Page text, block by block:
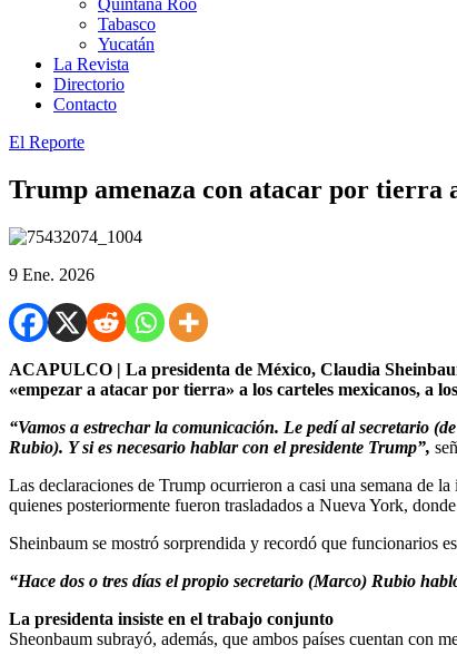
Quintana Roo
Tabasco
Yucatán
La Revista
Directorio
Contacto
El Reporte
Trump amenaza con atacar por tierra
9 Ene. 2026
ACAPULCO | La presidenta de México, Claudia
«empezar a atacar por tierra» a los carteles mexicanos, a
“Vamos a estrechar la comunicación. Le pedí al secretario
Rubio). Y si es necesario hablar con el presidente Trump”,
Las declaraciones de Trump ocurrieron a casi una semana de
quienes posteriormente fueron trasladados a Nueva York,
Sheinbaum se mostró sorprendida y recordó que funcionarios
“Hace dos o tres días el propio secretario (Marco) Rubio
La presidenta insiste en el trabajo conjunto
Sheonbaum subrayó, además, que ambos países cuentan con